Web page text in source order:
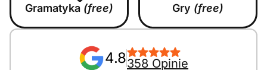
Gramatyka (free) Gry (free)
4.8358 Opinie